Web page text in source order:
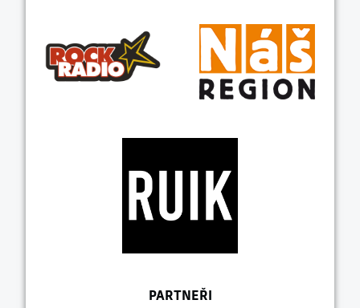
PARTNEŘI